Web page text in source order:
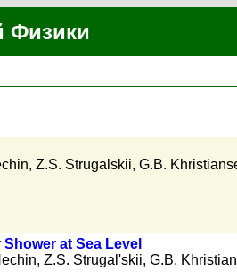
Физики
, Z.S. Strugalskii, G.B.
at Sea Level
, Z.S. Strugal'skii, G.B.